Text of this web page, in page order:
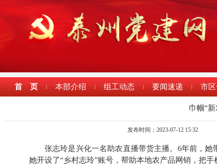
首 页 | 本部介绍 | 组工动态 | 要闻速递 | 市
巾帼“
发布时间：2023-07-12 15:32
张志玲是兴化一名助农直播带货主播。6年前，
她开设了“乡村志玲”账号，帮助本地农产品网销，把